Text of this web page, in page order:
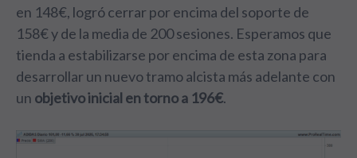
en 148€, logró cerrar por encima del soporte de
158€ y de la media de 200 sesiones. Esperamos que
tienda a estabilizarse por encima de esta zona para
desarrollar un nuevo tramo alcista más adelante con
un objetivo inicial en torno a 196€.